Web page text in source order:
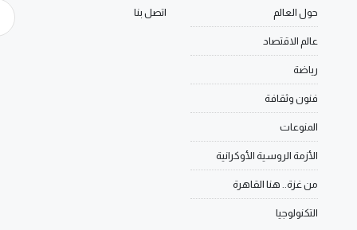
حول العالم
عالم الاقتصاد
رياضة
فنون وثقافة
المنوعات
الأزمة الروسية الأوكرانية
من غزة.. هنا القاهرة
التكنولوجيا
اتصل بنا